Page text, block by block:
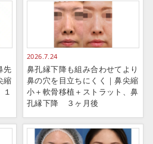
先
縮
2026.7.24
鼻孔縁下降も組み合わせてより
鼻の穴を目立ちにくく｜鼻尖縮
小＋軟骨移植＋ストラット、鼻
孔縁下降 ３ヶ月後